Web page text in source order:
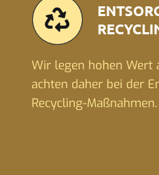
Wir legen hohen Wert
achten daher bei der
Recycling-Maßnahmen.